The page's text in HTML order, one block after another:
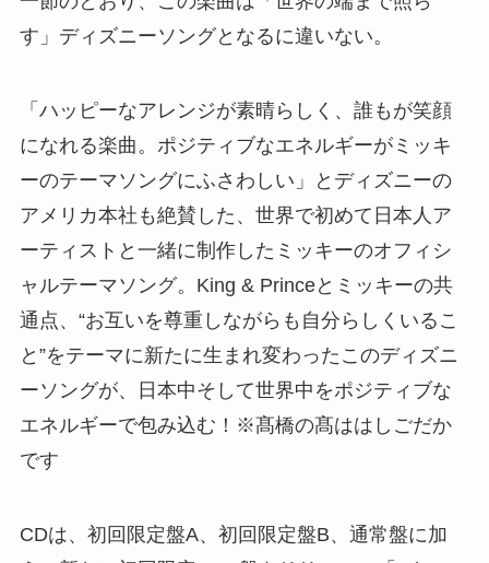
す」ディズニーソングとなるに違いない。
「ハッピーなアレンジが素晴らしく、誰もが笑顔
になれる楽曲。ポジティブなエネルギーがミッキ
ーのテーマソングにふさわしい」とディズニーの
アメリカ本社も絶賛した、世界で初めて日本人ア
ーティストと一緒に制作したミッキーのオフィシ
ャルテーマソング。King & Princeとミッキーの共
通点、“お互いを尊重しながらも自分らしくいるこ
と”をテーマに新たに生まれ変わったこのディズニ
ーソングが、日本中そして世界中をポジティブな
エネルギーで包み込む！※髙橋の髙ははしごだか
です
CDは、初回限定盤A、初回限定盤B、通常盤に加